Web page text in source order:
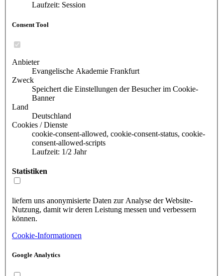
Laufzeit: Session
Consent Tool
Anbieter
Evangelische Akademie Frankfurt
Zweck
Speichert die Einstellungen der Besucher im Cookie-
Banner
Land
Deutschland
Cookies / Dienste
cookie-consent-allowed, cookie-consent-status, cookie-
consent-allowed-scripts
Laufzeit: 1/2 Jahr
Statistiken
liefern uns anonymisierte Daten zur Analyse der Website-
Nutzung, damit wir deren Leistung messen und verbessern
können.
Cookie-Informationen
Google Analytics